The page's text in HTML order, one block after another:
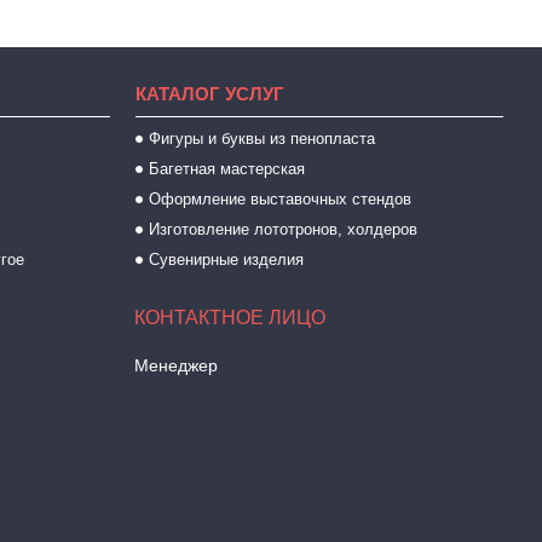
КАТАЛОГ УСЛУГ
Фигуры и буквы из пенопласта
Багетная мастерская
Оформление выставочных стендов
Изготовление лототронов, холдеров
Сувенирные изделия
Менеджер